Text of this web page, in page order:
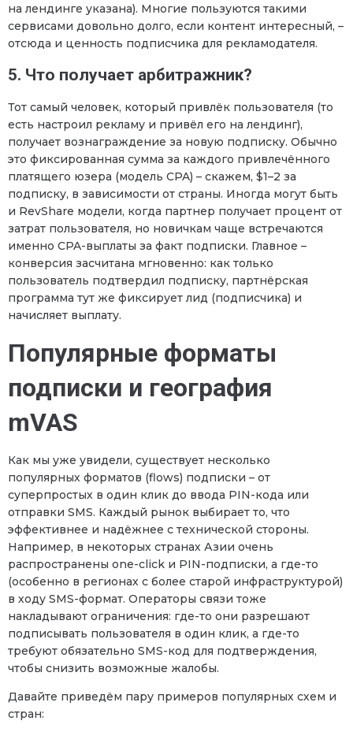
на лендинге указана). Многие пользуются такими
сервисами довольно долго, если контент интересный, –
отсюда и ценность подписчика для рекламодателя.
5. Что получает арбитражник?
Тот самый человек, который привлёк пользователя (то
есть настроил рекламу и привёл его на лендинг),
получает вознаграждение за новую подписку. Обычно
это фиксированная сумма за каждого привлечённого
платящего юзера (модель CPA) – скажем, $1–2 за
подписку, в зависимости от страны. Иногда могут быть
и RevShare модели, когда партнер получает процент от
затрат пользователя, но новичкам чаще встречаются
именно CPA-выплаты за факт подписки. Главное –
конверсия засчитана мгновенно: как только
пользователь подтвердил подписку, партнёрская
программа тут же фиксирует лид (подписчика) и
начисляет выплату.
Популярные форматы
подписки и география
mVAS
Как мы уже увидели, существует несколько
популярных форматов (flows) подписки – от
суперпростых в один клик до ввода PIN-кода или
отправки SMS. Каждый рынок выбирает то, что
эффективнее и надёжнее с технической стороны.
Например, в некоторых странах Азии очень
распространены one-click и PIN-подписки, а где-то
(особенно в регионах с более старой инфраструктурой)
в ходу SMS-формат. Операторы связи тоже
накладывают ограничения: где-то они разрешают
подписывать пользователя в один клик, а где-то
требуют обязательно SMS-код для подтверждения,
чтобы снизить возможные жалобы.
Давайте приведём пару примеров популярных схем и
стран: